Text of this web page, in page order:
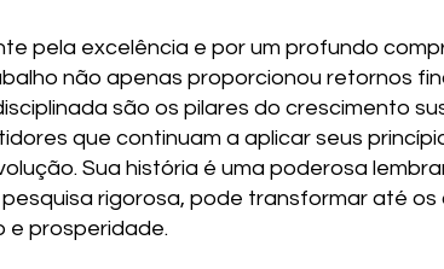
pela excelência e por um profundo
não apenas proporcionou retornos
são os pilares do crescimento
que continuam a aplicar seus
Sua história é uma poderosa
rigorosa, pode transformar até os
e prosperidade.